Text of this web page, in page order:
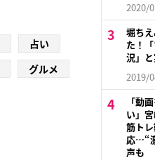
占い
グルメ
2020/
堀ち
た！
況」
2019/
「動
い」
筋ト
応…“
声も